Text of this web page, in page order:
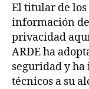
El titular de los
información
privacidad
ARDE ha
seguridad y
técnicos a su